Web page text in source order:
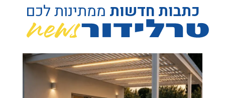
כתבות חדשות ממתינות לכם